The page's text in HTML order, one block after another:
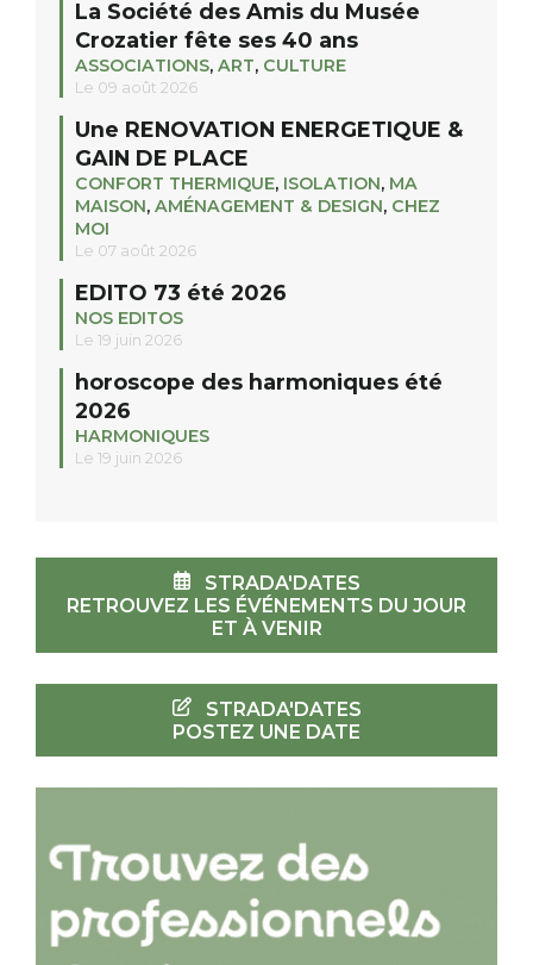
La Société des Amis du Musée
Crozatier fête ses 40 ans
ASSOCIATIONS, ART, CULTURE
Le 09 août 2026
Une RENOVATION ENERGETIQUE &
GAIN DE PLACE
CONFORT THERMIQUE, ISOLATION, MA
MAISON, AMÉNAGEMENT & DESIGN, CHEZ
MOI
Le 07 août 2026
EDITO 73 été 2026
NOS EDITOS
Le 19 juin 2026
horoscope des harmoniques été
2026
HARMONIQUES
Le 19 juin 2026
STRADA'DATES
RETROUVEZ LES ÉVÉNEMENTS DU JOUR
ET À VENIR
STRADA'DATES
POSTEZ UNE DATE